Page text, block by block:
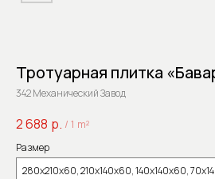
Тротуарная плитка
342 Механический Завод
2 688 р. / 1 m²
Размер
280x210x60, 210x140x60, 140x140x60,